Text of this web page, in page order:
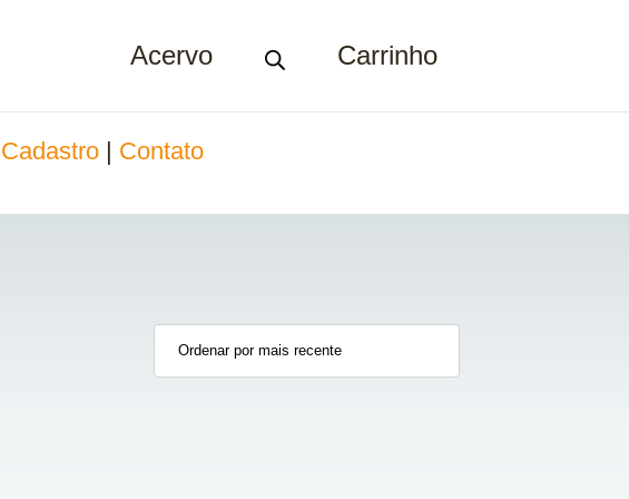
Acervo Carrinho
Cadastro Contato